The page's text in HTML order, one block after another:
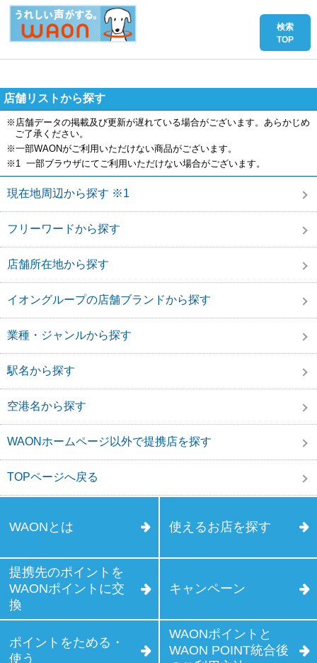
店舗リストから探す
※店舗データの掲載及び更新が遅れている場合がございます。あらかじめ
ご了承ください。
※一部WAONがご利用いただけない商品がございます。
※1 一部ブラウザにてご利用いただけない場合がございます。
現在地周辺から探す ※1
フリーワードから探す
店舗所在地から探す
イオングループの店舗ブランドから探す
業種・ジャンルから探す
駅名から探す
空港名から探す
WAONホームページ以外で提携店を探す
TOPページへ戻る